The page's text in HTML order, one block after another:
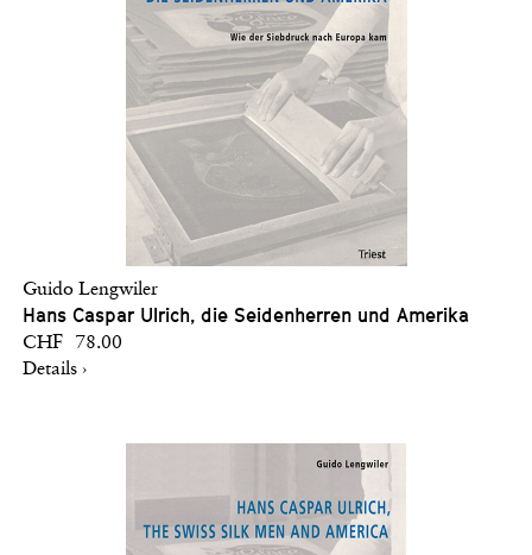
Guido Lengwiler
Hans Caspar Ulrich, die Seidenherren und Amerika
CHF 78.00
Details ›